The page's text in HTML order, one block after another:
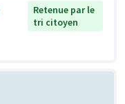
Retenue par le
tri citoyen